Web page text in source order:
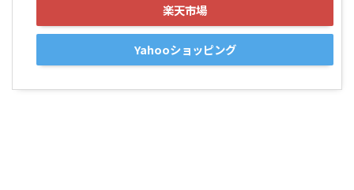
楽天市場
Yahooショッピング